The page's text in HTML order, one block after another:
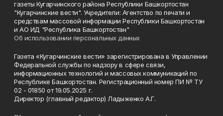
газеты Кугарчинского района Республики Башкортостан
"Кугарчинские вести". Учредители: Агентство по печати и
средствам массовой информации Республики Башкортостан
и АО ИД "Республика Башкортостан"
Об использовании персональных данных
Газета «Кугарчинские вести» зарегистрирована в Управлении
Федеральной службы по надзору в сфере связи,
информационных технологий и массовых коммуникаций по
Республике Башкортостан. Регистрационный номер ПИ № ТУ
02 - 01850 от 19.05.2025 г.
Директор (главный редактор) Ладыженко А.Г.